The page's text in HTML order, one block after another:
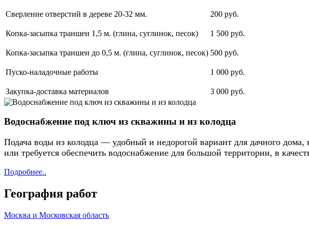
Сверление отверстий в дереве 20-32 мм. 200 руб.
Копка-засыпка траншеи 1,5 м. (глина, суглинок, песок) 1 500 руб.
Копка-засыпка траншеи до 0,5 м. (глина, суглинок, песок) 500 руб.
Пуско-наладочные работы 1 000 руб.
Закупка-доставка материалов 3 000 руб.
Водоснабжение под ключ из скважины и из колодца
Подача воды из колодца — удобный и недорогой вариант для дачного
или требуется обеспечить водоснабжение для большой территории, в
Подробнее..
География работ
Москва и Московская область